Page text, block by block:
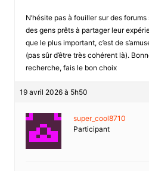
N’hésite pas à fouiller sur des
des gens prêts à partager leur
que le plus important, c’est de
(pas sûr d’être très cohérent là).
recherche, fais le bon choix
19 avril 2026 à 5h50
super_cool8710
Participant